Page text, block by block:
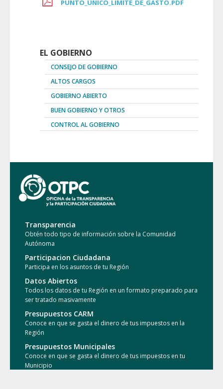
PUNTO_UNICO_LIMITE_DE_GASTO.PDF
EL GOBIERNO
CONSEJO DE GOBIERNO
ALTOS CARGOS
GOBIERNO ABIERTO
BUEN GOBIERNO Y OTROS
CONTROL AL GOBIERNO
Transparencia
Obtén todo tipo de información sobre la Comunidad
Autónoma
Participacion Ciudadana
Participa en los asuntos de tu Región
Datos Abiertos
Todos los datos de tu Región en un formato preparado para
ser tratado masivamente
Presupuestos CARM
Conoce en que se gasta el dinero de tus impuestos en la
Región
Presupuestos Municipales
Conoce en que se gasta el dinero de tus impuestos en tu
Municipio